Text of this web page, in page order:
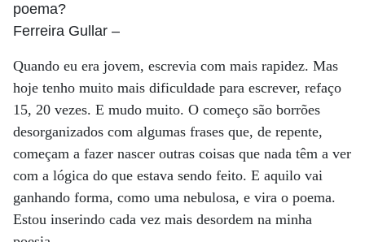
poema?
Ferreira Gullar –
Quando eu era jovem, escrevia com mais rapidez. Mas
hoje tenho muito mais dificuldade para escrever, refaço
15, 20 vezes. E mudo muito. O começo são borrões
desorganizados com algumas frases que, de repente,
começam a fazer nascer outras coisas que nada têm a ver
com a lógica do que estava sendo feito. E aquilo vai
ganhando forma, como uma nebulosa, e vira o poema.
Estou inserindo cada vez mais desordem na minha